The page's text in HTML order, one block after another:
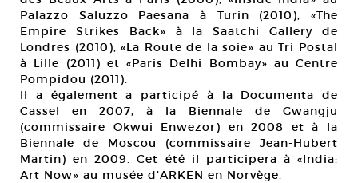
Palazzo Saluzzo Paesana à Turin (2010), «The
Empire Strikes Back» à la Saatchi Gallery de
Londres (2010), «La Route de la soie» au Tri Postal
à Lille (2011) et «Paris Delhi Bombay» au Centre
Pompidou (2011).
Il a également a participé à la Documenta de
Cassel en 2007, à la Biennale de Gwangju
(commissaire Okwui Enwezor) en 2008 et à la
Biennale de Moscou (commissaire Jean-Hubert
Martin) en 2009. Cet été il participera à «India:
Art Now» au musée d’ARKEN en Norvège.